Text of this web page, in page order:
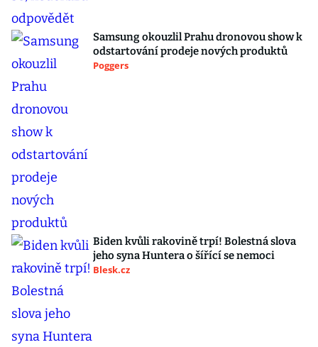
Samsung okouzlil Prahu dronovou show k
odstartování prodeje nových produktů
Poggers
Biden kvůli rakovině trpí! Bolestná slova
jeho syna Huntera o šířící se nemoci
Blesk.cz